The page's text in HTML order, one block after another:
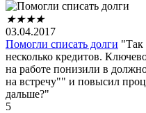
★★★★
03.04.2017
Помогли списать долги "Так
несколько кредитов.
на работе понизили в
на встречу"" и повысил
дальше?"
5